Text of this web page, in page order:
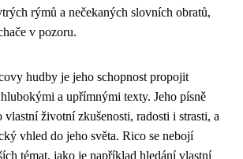
rýmů a nečekaných slovních obratů,
v pozoru.
hudby je jeho schopnost propojit
a upřímnými texty. Jeho písně
vlastní životní zkušenosti, radosti i strasti, a
vhled do jeho světa. Rico se nebojí
témat, jako je například hledání vlastní